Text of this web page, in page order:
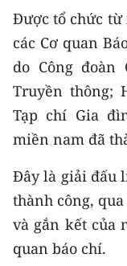
Infographic
TIN MỚI
TIN ĐỊA PHƯƠNG
Trung du và
Đồng bằng
Bắc Trung Bộ
Duyên hải Nam
Được tổ chức từ
các Cơ quan
do Công đoàn
Truyền thông;
Tạp chí Gia
miền nam đã
Đây là giải đấu
thành công,
và gắn kết của
quan báo chí.